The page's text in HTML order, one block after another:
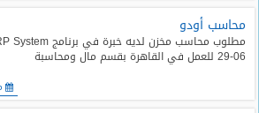
محاسب أودو
06-29 للعمل في القاهرة بقسم مال ومحاسبة